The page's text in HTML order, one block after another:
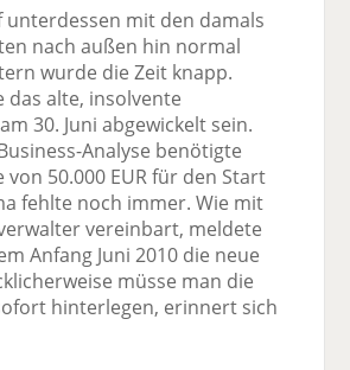
unterdessen mit den damals
nach außen hin normal
wurde die Zeit knapp.
das alte, insolvente
30. Juni abgewickelt sein.
Analyse benötigte
von 50.000 EUR für den Start
fehlte noch immer. Wie mit
vereinbart, meldete
Anfang Juni 2010 die neue
müsse man die
hinterlegen, erinnert sich